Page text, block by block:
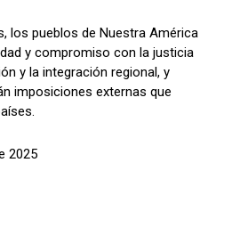
los pueblos de Nuestra América
y compromiso con la justicia
y la integración regional, y
imposiciones externas que
2025